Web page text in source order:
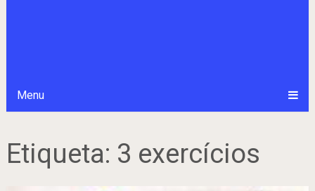
Menu
Etiqueta: 3 exercícios